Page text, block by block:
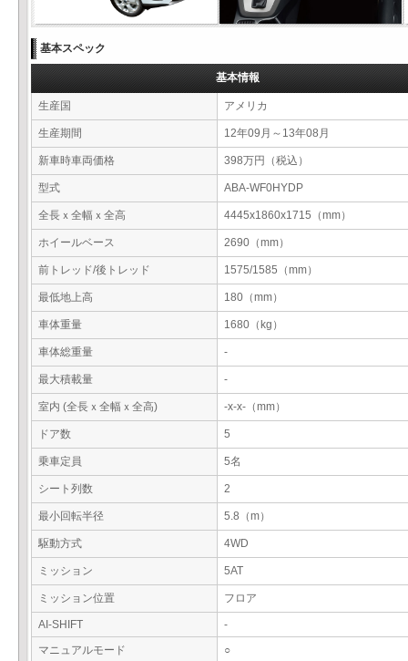
基本スペック
基本情報
生産国 アメリカ
生産期間 12年09月～13年08月
新車時車両価格 398万円（税込）
型式 ABA-WF0HYDP
全長ｘ全幅ｘ全高 4445x1860x1715（mm）
ホイールベース 2690（mm）
前トレッド/後トレッド 1575/1585（mm）
最低地上高 180（mm）
車体重量 1680（kg）
車体総重量 -
最大積載量 -
室内 (全長ｘ全幅ｘ全高) -x-x-（mm）
ドア数 5
乗車定員 5名
シート列数 2
最小回転半径 5.8（m）
駆動方式 4WD
ミッション 5AT
ミッション位置 フロア
AI-SHIFT
-
マニュアルモード
○